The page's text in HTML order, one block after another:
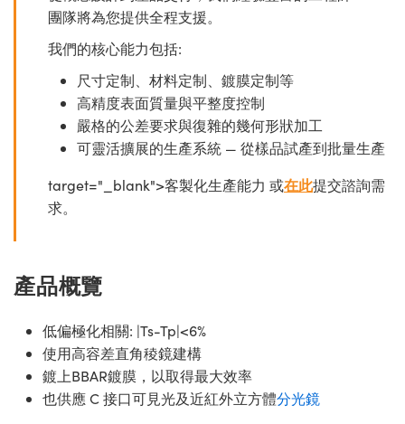
團隊將為您提供全程支援。
我們的核心能力包括:
尺寸定制、材料定制、鍍膜定制等
高精度表面質量與平整度控制
嚴格的公差要求與復雜的幾何形狀加工
可靈活擴展的生產系統 — 從樣品試產到批量生產
target="_blank">客製化生產能力 或在此提交諮詢需
求。
產品概覽
低偏極化相關: |Ts-Tp|<6%
使用高容差直角稜鏡建構
鍍上BBAR鍍膜，以取得最大效率
也供應 C 接口可見光及近紅外立方體分光鏡